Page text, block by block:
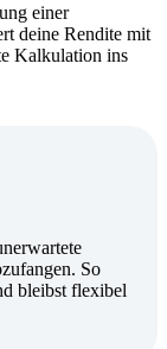
einer
deine Rendite mit
Kalkulation ins
So
bleibst flexibel